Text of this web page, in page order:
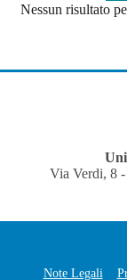
Nessun risultato
Via Verdi, 8
Note Legali